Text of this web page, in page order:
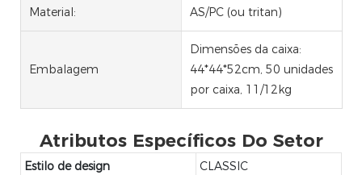
Material: AS/PC (ou tritan)
Embalagem
Dimensões da caixa:
44*44*52cm, 50 unidades
por caixa, 11/12kg
Atributos Específicos Do Setor
Estilo de design
CLASSIC